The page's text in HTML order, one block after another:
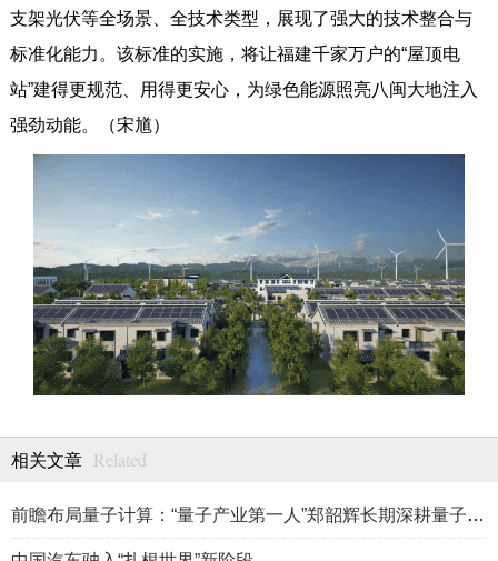
支架光伏等全场景、全技术类型，展现了强大的技术整合与
标准化能力。该标准的实施，将让福建千家万户的“屋顶电
站”建得更规范、用得更安心，为绿色能源照亮八闽大地注入
强劲动能。（宋馗）
相关文章 Related
前瞻布局量子计算：“量子产业第一人”郑韶辉长期深耕量子产业赛